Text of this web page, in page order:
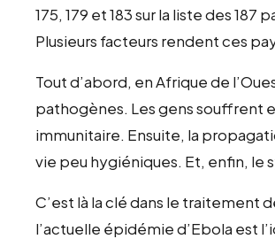
175, 179 et 183 sur la liste des
Plusieurs facteurs rendent ces
Tout d’abord, en Afrique de
pathogènes. Les gens souffrent
immunitaire. Ensuite, la
vie peu hygiéniques. Et, enfin,
C’est là la clé dans le
l’actuelle épidémie d’Ebola est